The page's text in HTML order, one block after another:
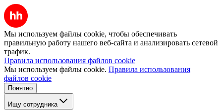
Мы используем файлы cookie, чтобы обеспечивать
правильную работу нашего веб-сайта и анализировать сетевой
трафик.
Правила использования файлов cookie
Мы используем файлы cookie. Правила использования
файлов cookie
Понятно
Ищу сотрудника